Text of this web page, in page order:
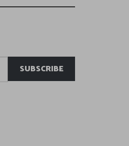
SUBSCRIBE